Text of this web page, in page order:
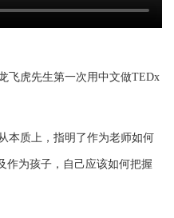
飞虎先生第一次用中文做TEDx
本质上，指明了作为老师如何
作为孩子，自己应该如何把握